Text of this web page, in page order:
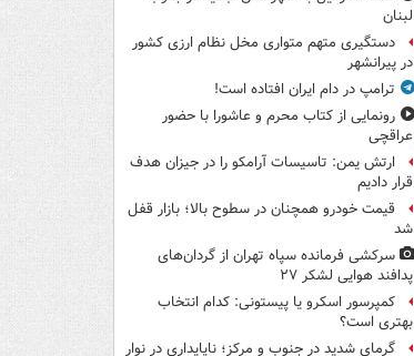
لبنان
دستگیری متهم متواری مخل نظام ارزی کشور
در پیرانشهر
ترامپ در دام ایران افتاده است!
رونمایی از کتاب محرم و عاشورا با حضور
عراقچی
ارتش یمن: تاسیسات آرامکو را در جیزان هدف
قرار دادیم
قیمت خودرو همچنان در سطوح بالا؛ بازار قفل
شد
سرکشی فرمانده سپاه تهران از گردان‌های
پدافند هوایی لشکر ۲۷
کمپرسور اسکرو یا پیستونی: کدام انتخاب
بهتری است؟
گرمای شدید در جنوب و مرکز؛ ناپایداری در نوار